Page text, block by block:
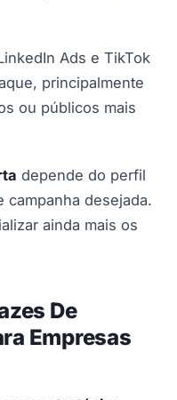
Ads e TikTok
principalmente
ou públicos mais
depende do perfil
desejada.
ainda mais os
De
Empresas